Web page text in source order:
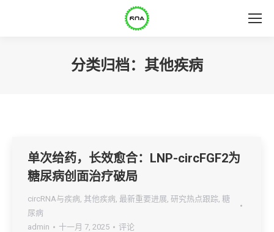
分类归档： 其他疾病
单次给药，长效愈合：LNP-circFGF2为
糖尿病创面治疗破局
circRNA与疾病, 其他疾病, 最新重要进展, 研究热点跟踪, 糖
尿病
admin
十一月 7, 2025 评论